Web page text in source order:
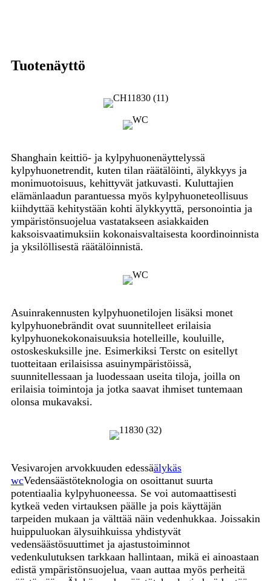
Tuotenäyttö
Shanghain keittiö- ja kylpyhuonenäyttelyssä
kylpyhuonetrendit, kuten tilan räätälöinti, älykkyys ja
monimuotoisuus, kehittyvät jatkuvasti. Kuluttajien
elämänlaadun parantuessa myös kylpyhuoneteollisuus
kiihdyttää kehitystään kohti älykkyyttä, personointia ja
ympäristönsuojelua vastatakseen asiakkaiden
kaksoisvaatimuksiin kokonaisvaltaisesta koordinoinnista
ja yksilöllisestä räätälöinnistä.
Asuinrakennusten kylpyhuonetilojen lisäksi monet
kylpyhuonebrändit ovat suunnitelleet erilaisia ​​
kylpyhuonekokonaisuuksia hotelleille, kouluille,
ostoskeskuksille jne. Esimerkiksi Terstc on esitellyt
tuotteitaan erilaisissa asuinympäristöissä,
suunnitellessaan ja luodessaan useita tiloja, joilla on
erilaisia ​​toimintoja ja jotka saavat ihmiset tuntemaan
olonsa mukavaksi.
Vesivarojen arvokkuuden edessäälykäs
wcVedensäästöteknologia on osoittanut suurta
potentiaalia kylpyhuoneessa. Se voi automaattisesti
kytkeä veden virtauksen päälle ja pois käyttäjän
tarpeiden mukaan ja välttää näin vedenhukkaa. Joissakin
huippuluokan älysuihkuissa yhdistyvät
vedensäästösuuttimet ja ajastustoiminnot
vedenkulutuksen tarkkaan hallintaan, mikä ei ainoastaan
​​edistä ympäristönsuojelua, vaan auttaa myös perheitä